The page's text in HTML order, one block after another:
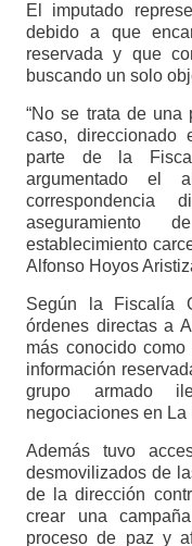
El imputado
debido a que
reservada y que
buscando un solo
“No se trata de una
caso, direccionado
parte de la
argumentado el
aseguramiento
establecimiento
Alfonso Hoyos
Según la Fiscalía
órdenes directas a
más conocido
información
grupo armado
negociaciones en La
Además tuvo
desmovilizados de
de la dirección
crear una
proceso de paz y